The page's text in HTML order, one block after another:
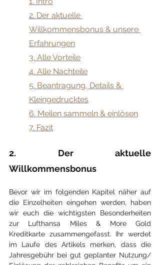
2. Der aktuelle
Willkommensbonus & unsere
Erfahrungen
3. Alle Vorteile
4. Alle Nachteile
5. Beantragung, Details &
Kleingedrucktes
6. Meilen sammeln & einlösen
7. Fazit
2. Der aktuelle
Willkommensbonus
Bevor wir im folgenden Kapitel näher auf
die Einzelheiten eingehen werden, haben
wir euch die wichtigsten Besonderheiten
zur Lufthansa Miles & More Gold
Kreditkarte zusammengefasst. Ihr werdet
im Laufe des Artikels merken, dass die
Jahresgebühr bei gut geplanter Nutzung/